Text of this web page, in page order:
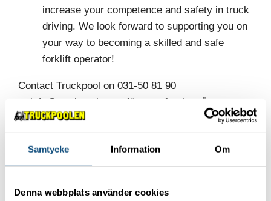
Samtycke Information Om
Denna webbplats använder cookies
increase your competence and safety in truck
driving. We look forward to supporting you on
your way to becoming a skilled and safe
forklift operator!
Contact Truckpool on 031-50 81 90
info@truckpoolen.se
för att utforska våra
lagerlösningar och skapa en smidig logistik för din
verksamhet